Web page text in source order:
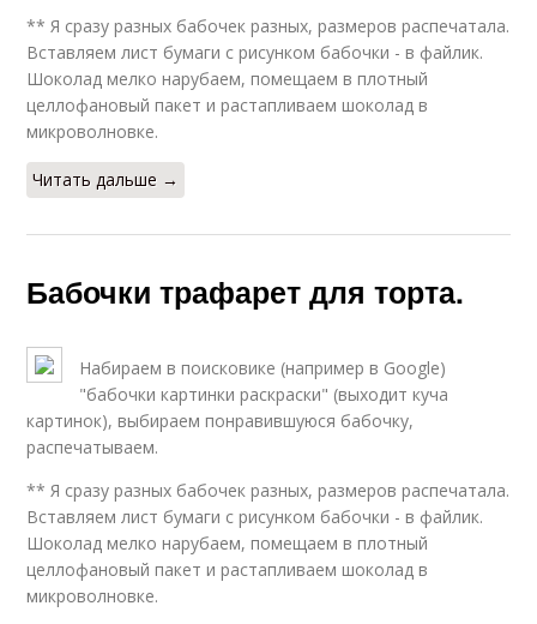
** Я сразу разных бабочек разных, размеров распечатала.
Вставляем лист бумаги с рисунком бабочки - в файлик.
Шоколад мелко нарубаем, помещаем в плотный
целлофановый пакет и растапливаем шоколад в
микроволновке.
Читать дальше →
Бабочки трафарет для торта.
Набираем в поисковике (например в Google)
"бабочки картинки раскраски" (выходит куча
картинок), выбираем понравившуюся бабочку,
распечатываем.
** Я сразу разных бабочек разных, размеров распечатала.
Вставляем лист бумаги с рисунком бабочки - в файлик.
Шоколад мелко нарубаем, помещаем в плотный
целлофановый пакет и растапливаем шоколад в
микроволновке.